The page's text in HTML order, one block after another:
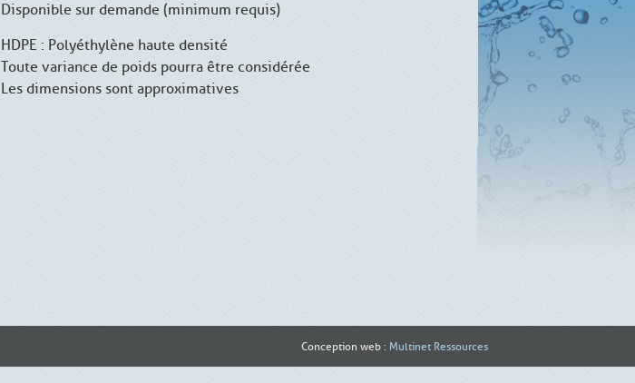
Disponible sur demande (minimum requis)
HDPE : Polyéthylène haute densité
Toute variance de poids pourra être considérée
Les dimensions sont approximatives
Conception web : Multinet Ressources